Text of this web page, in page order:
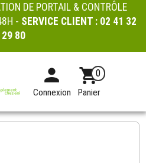
DE PORTAIL & CONTRÔLE
- SERVICE CLIENT : 02 41 32
29 80
Connexion
0
Panier